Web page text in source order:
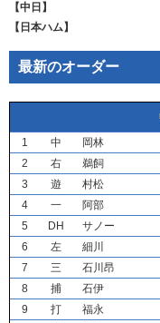
【中日】
【日本ハム】
最新のオーダー
1 中
岡林
2
右
鵜飼
3
遊
村松
4
一
阿部
5
DH
サノー
6
左
細川
7
三
石川昂
8
捕
石伊
9
打
福永